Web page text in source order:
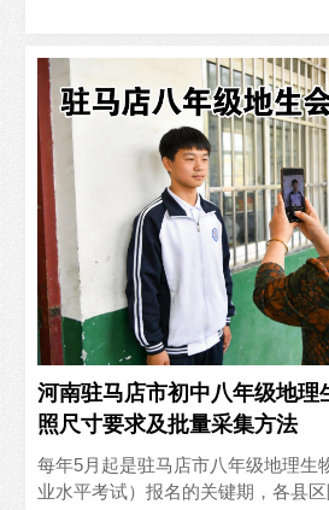
河南驻马店市初中八年级地理
照尺寸要求及批量采集方法
每年5月起是驻马店市八年级地理生
业水平考试）报名的关键期，各县